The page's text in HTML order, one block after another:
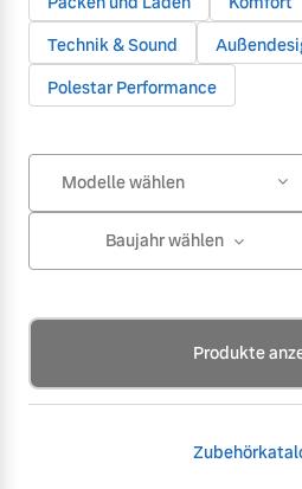
Technik & Sound
Polestar Performance
Modelle wählen
Baujahr wählen
Produkte